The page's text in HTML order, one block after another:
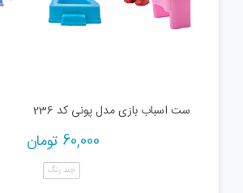
ست اسباب بازی مدل پونی کد 236
60,000 تومان
چند رنگ